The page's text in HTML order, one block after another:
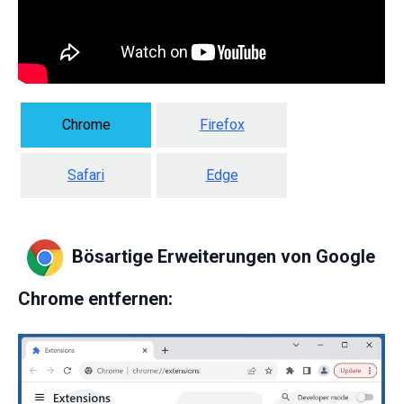
Chrome Firefox
Safari Edge
Bösartige Erweiterungen von Google
Chrome entfernen: